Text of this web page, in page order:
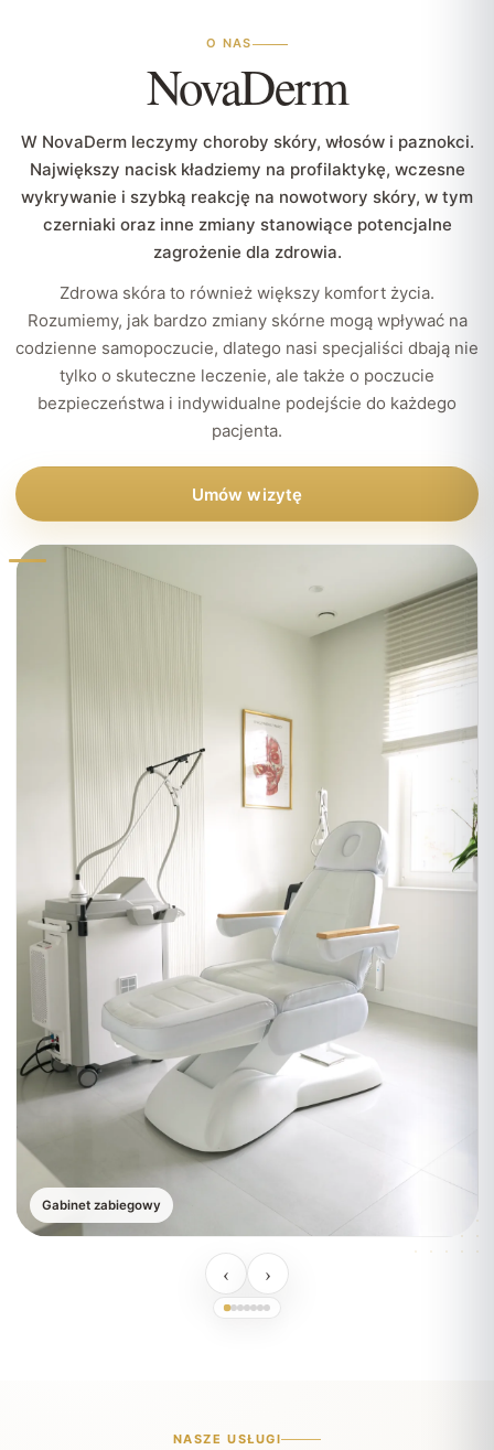
O NAS
NovaDerm
W NovaDerm leczymy choroby skóry, włosów i paznokci.
Największy nacisk kładziemy na profilaktykę, wczesne
wykrywanie i szybką reakcję na nowotwory skóry, w tym
czerniaki oraz inne zmiany stanowiące potencjalne
zagrożenie dla zdrowia.
Zdrowa skóra to również większy komfort życia.
Rozumiemy, jak bardzo zmiany skórne mogą wpływać na
codzienne samopoczucie, dlatego nasi specjaliści dbają nie
tylko o skuteczne leczenie, ale także o poczucie
bezpieczeństwa i indywidualne podejście do każdego
pacjenta.
Umów wizytę
Gabinet zabiegowy
‹ ›
NASZE USŁUGI